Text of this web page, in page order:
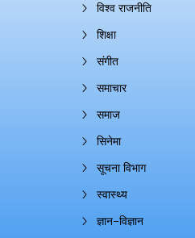
विश्व राजनीति
शिक्षा
संगीत
समाचार
समाज
सिनेमा
सूचना विभाग
स्वास्थ्य
ज्ञान–विज्ञान